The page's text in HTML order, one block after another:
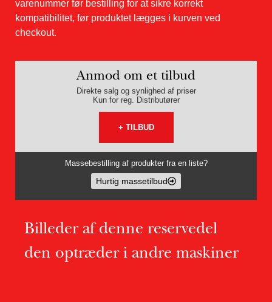
varenummer før bestilling for at sikre korrekt
kompatibilitet, før produktet lægges i kurven ved
checkout.
Anmod om et tilbud
Direkte salg og synlighed af priser
Kun for reg. Distributører
+ TILBUD
Massebestilling af produkter fra en liste?
Hurtig massetilbud
Billeder af denne reservedel
den optræder i andre maskiner